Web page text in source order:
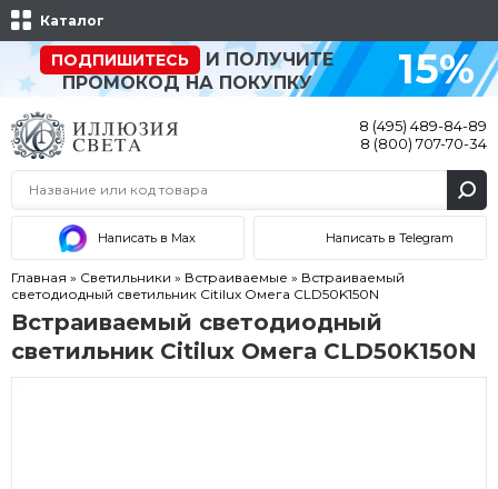
Каталог
ПОДПИШИТЕСЬ
И ПОЛУЧИТЕ
ПРОМОКОД НА ПОКУПКУ
15%
8 (495) 489-84-89
8 (800) 707-70-34
Написать в Max Написать в Telegram
Главная » Светильники » Встраиваемые » Встраиваемый
светодиодный светильник Citilux Омега CLD50K150N
Встраиваемый светодиодный
светильник Citilux Омега CLD50K150N